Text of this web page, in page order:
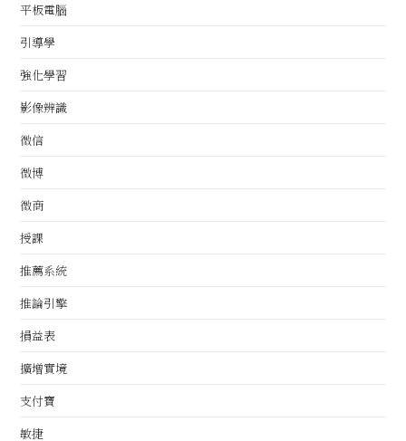
平板電腦
引導學
強化學習
影像辨識
微信
微博
微商
授課
推薦系統
推論引擎
損益表
擴增實境
支付寶
敏捷